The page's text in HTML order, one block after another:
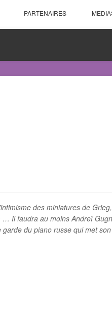
PARTENAIRES
des miniatures de
Il faudra au moins Andreï
du piano russe qui met